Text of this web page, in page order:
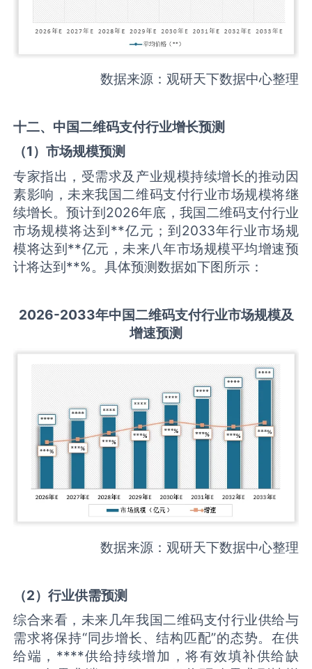
数据来源：观研天下数据中心整理
十二、中国二维码支付行业增长预测
（1）市场规模预测
专家指出，受需求及产业规模持续增长的推动因
素影响，未来我国二维码支付行业市场规模将继
续增长。预计到2026年底，我国二维码支付行业
市场规模将达到**亿元；到2033年行业市场规
模将达到**亿元，未来八年市场规模平均增速预
计将达到**%。具体预测数据如下图所示：
2026-2033年中国二维码支付行业市场规模及
增速预测
数据来源：观研天下数据中心整理
（2）行业供需预测
综合来看，未来几年我国二维码支付行业供给与
需求将保持“同步增长、结构匹配”的态势。在供
给端，****供给持续增加，将有效填补供给缺